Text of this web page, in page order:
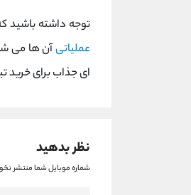
توجه داشته
عملیاتیآن ها می
ای جذاب برای خرید
نظر بدهید
شماره موبایل شما منتشر